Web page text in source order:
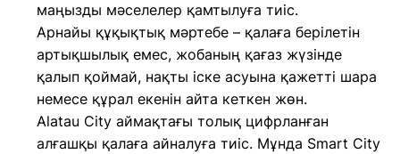
маңызды мәселелер қамтылуға тиіс.
Арнайы құқықтық мәртебе – қалаға берілетін
артықшылық емес, жобаның қағаз жүзінде
қалып қоймай, нақты іске асуына қажетті шара
немесе құрал екенін айта кеткен жөн.
Alatau City аймақтағы толық цифрланған
алғашқы қалаға айналуға тиіс. Мұнда Smart City